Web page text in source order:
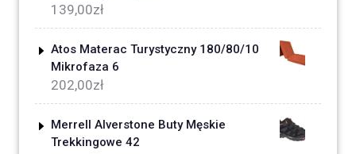
139,00zł
Atos Materac Turystyczny 180/80/10
Mikrofaza 6
202,00zł
Merrell Alverstone Buty Męskie
Trekkingowe 42